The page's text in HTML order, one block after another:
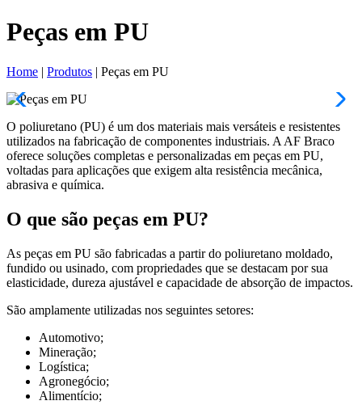
Peças em PU
Home | Produtos | Peças em PU
O poliuretano (PU) é um dos materiais mais versáteis e resistentes
utilizados na fabricação de componentes industriais. A AF Braco
oferece soluções completas e personalizadas em peças em PU,
voltadas para aplicações que exigem alta resistência mecânica,
abrasiva e química.
O que são peças em PU?
As peças em PU são fabricadas a partir do poliuretano moldado,
fundido ou usinado, com propriedades que se destacam por sua
elasticidade, dureza ajustável e capacidade de absorção de impactos.
São amplamente utilizadas nos seguintes setores:
Automotivo;
Mineração;
Logística;
Agronegócio;
Alimentício;